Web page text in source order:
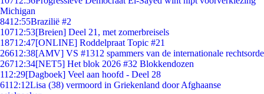
Michigan
8412:55Brazilië #2
10712:53[Breien] Deel 21, met zomerbreisels
18712:47[ONLINE] Roddelpraat Topic #21
26612:38[AMV] VS #1312 spammers van de internationale rechtsorde
26712:34[NET5] Het blok 2026 #32 Blokkendozen
112:29[Dagboek] Veel aan hoofd - Deel 28
6112:12Lisa (38) vermoord in Griekenland door Afghaanse